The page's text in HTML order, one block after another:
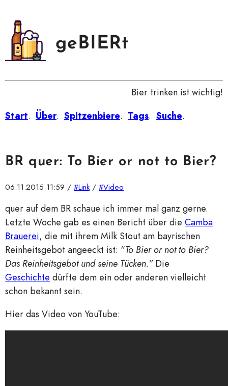
geBIERt
Bier trinken ist wichtig!
Start. Über. Spitzenbiere. Tags. Suche.
BR quer: To Bier or not to Bier?
06.11.2015 11:59 / #Link / #Video
quer auf dem BR schaue ich immer mal ganz gerne.
Letzte Woche gab es einen Bericht über die Camba
Brauerei, die mit ihrem Milk Stout am bayrischen
Reinheitsgebot angeeckt ist: “To Bier or not to Bier?
Das Reinheitsgebot und seine Tücken.”Die
Geschichte dürfte dem ein oder anderen vielleicht
schon bekannt sein.
Hier das Video von YouTube: